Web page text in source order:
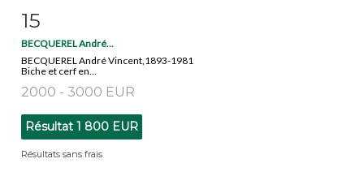
Fiche détaillée
15
BECQUEREL André...
BECQUEREL André Vincent,1893-1981
Biche et cerf en...
2000 - 3000 EUR
Résultat 1 800 EUR
Résultats sans frais